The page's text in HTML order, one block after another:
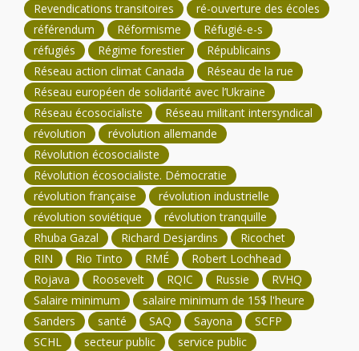
Revendications transitoires
ré-ouverture des écoles
référendum
Réformisme
Réfugié-e-s
réfugiés
Régime forestier
Républicains
Réseau action climat Canada
Réseau de la rue
Réseau européen de solidarité avec l’Ukraine
Réseau écosocialiste
Réseau militant intersyndical
révolution
révolution allemande
Révolution écosocialiste
Révolution écosocialiste. Démocratie
révolution française
révolution industrielle
révolution soviétique
révolution tranquille
Rhuba Gazal
Richard Desjardins
Ricochet
RIN
Rio Tinto RMÉ
Robert Lochhead
Rojava
Roosevelt RQIC Russie
RVHQ
Salaire minimum
salaire minimum de 15$ l'heure
Sanders
santé SAQ Sayona
SCFP
SCHL
secteur public
service public